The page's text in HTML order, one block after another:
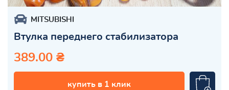
MITSUBISHI
Втулка переднего стабилизатора
389.00 ₴
купить в 1 клик